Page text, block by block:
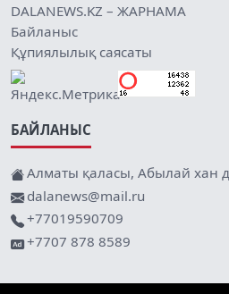
DALANEWS.KZ – ЖАРНАМА
Байланыс
Құпиялылық саясаты
БАЙЛАНЫС
Алматы қаласы, Абылай хан
dalanews@mail.ru
+77019590709
+7707 878 8589